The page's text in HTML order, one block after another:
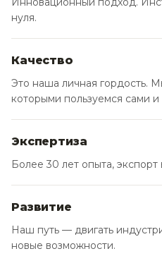
нуля.
Качество
Это наша личная гордость.
которыми пользуемся сами
Экспертиза
Более 30 лет опыта, экспорт
Развитие
Наш путь — двигать
новые возможности.
11 млн
единиц в год
9
производственных